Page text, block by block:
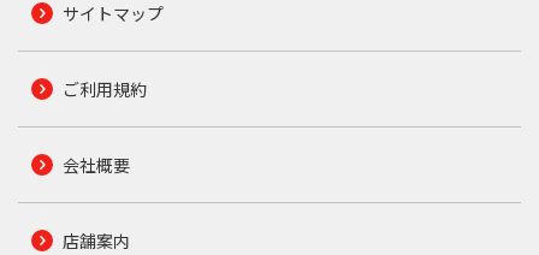
サイトマップ
ご利用規約
会社概要
店舗案内